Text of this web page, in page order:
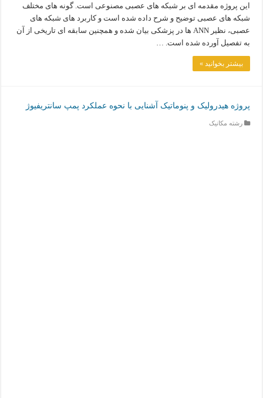
این پروژه مقدمه ای بر شبکه های عصبی مصنوعی است. گونه های مختلف
شبکه های عصبی توضیح و شرح داده شده است و کاربرد های شبکه های
عصبی، نظیر ANN ها در پزشکی بیان شده و همچنین سابقه ای تاریخی از آن
به تفصیل آورده شده است. …
بیشتر بخوانید »
پروژه هیدرولیک و پنوماتیک آشنایی با نحوه عملکرد پمپ سانتریفیوژ
رشته مکانیک